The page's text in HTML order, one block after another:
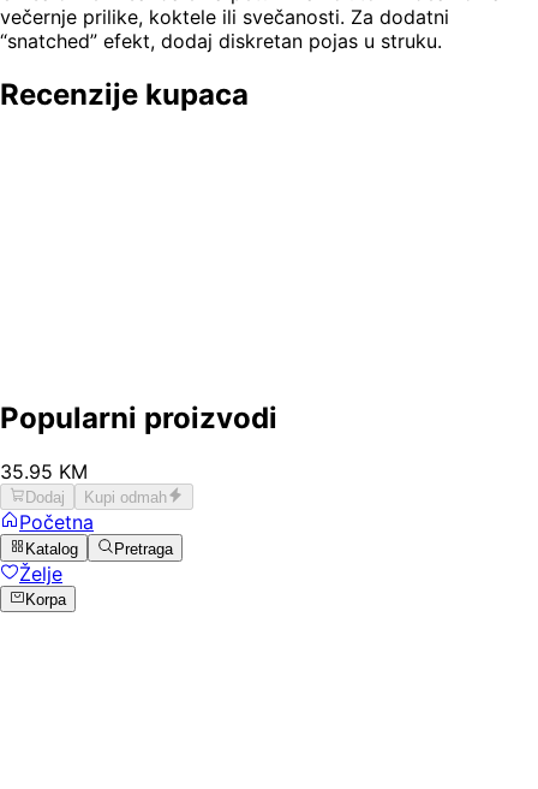
večernje prilike, koktele ili svečanosti. Za dodatni
“snatched” efekt, dodaj diskretan pojas u struku.
Recenzije kupaca
Popularni proizvodi
35.95 KM
Dodaj Kupi odmah
Početna
Katalog Pretraga
Želje
Korpa